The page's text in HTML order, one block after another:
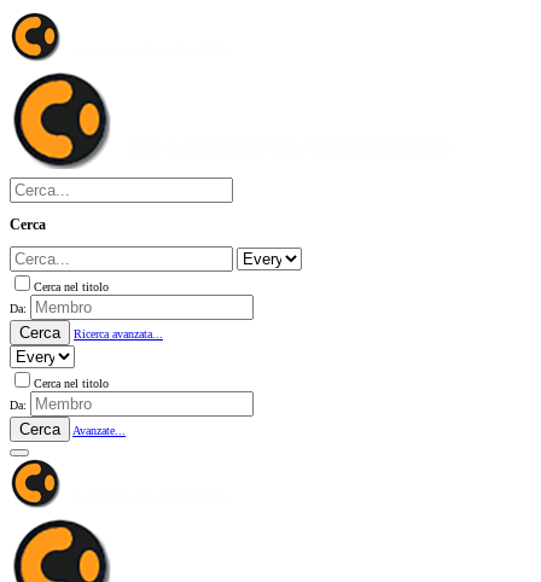
Cerca
Cerca nel titolo
Da:
Cerca Ricerca avanzata...
Cerca nel titolo
Da:
Cerca Avanzate...